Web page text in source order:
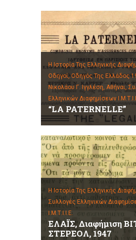
Η Ιστορία Της Ελληνικής
Οδηγοί,Οδηγός Της Ελλάδος
Νικολάου Γ. Ιγγλέση, Αθήναι,
Ελληνικών Διαφημίσεων
“LA PATERNELLE”
Η Ιστορία Της Ελληνικής
Συλλογές Ελληνικών
Ι.Μ.Τ.Ι.Ι.Ε.
ΕΛΑΪΣ, Διαφήμιση
ΣΤΕΡΕΟΛ, 1947